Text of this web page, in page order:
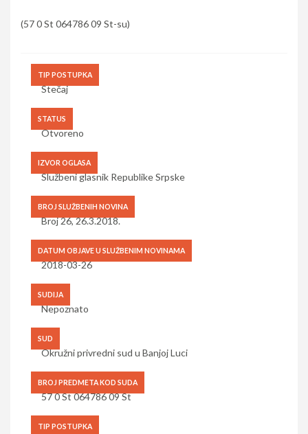
(57 0 St 064786 09 St-su)
TIP POSTUPKA
Stečaj
STATUS
Otvoreno
IZVOR OGLASA
Službeni glasnik Republike Srpske
BROJ SLUŽBENIH NOVINA
Broj 26, 26.3.2018.
DATUM OBJAVE U SLUŽBENIM NOVINAMA
2018-03-26
SUDIJA
Nepoznato
SUD
Okružni privredni sud u Banjoj Luci
BROJ PREDMETA KOD SUDA
57 0 St 064786 09 St
TIP POSTUPKA